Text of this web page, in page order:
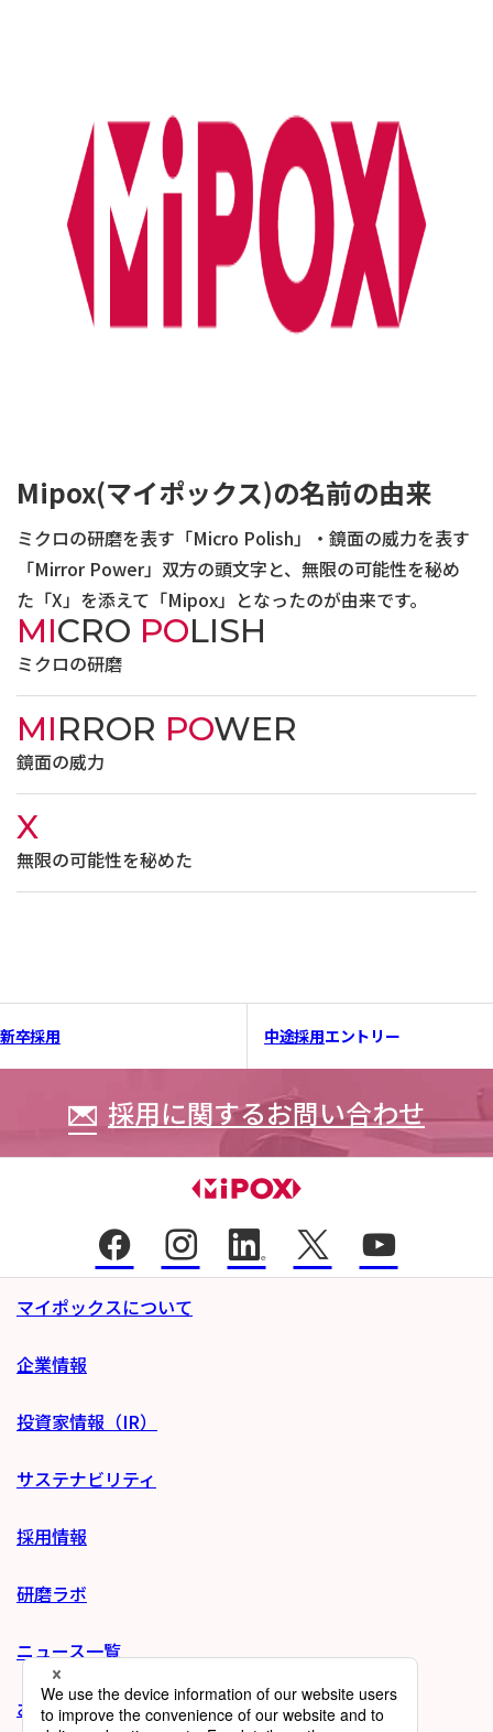
Mipox(マイポックス)の名前の由来
ミクロの研磨を表す「Micro Polish」・鏡面の威力を表す
「Mirror Power」双方の頭文字と、無限の可能性を秘め
た「X」を添えて「Mipox」となったのが由来です。
MICRO POLISH
ミクロの研磨
MIRROR POWER
鏡面の威力
X
無限の可能性を秘めた
新卒採用 中途採用エントリー
採用に関するお問い合わせ
マイポックスについて
企業情報
投資家情報（IR）
サステナビリティ
採用情報
研磨ラボ
ニュース一覧
お問い合わせ